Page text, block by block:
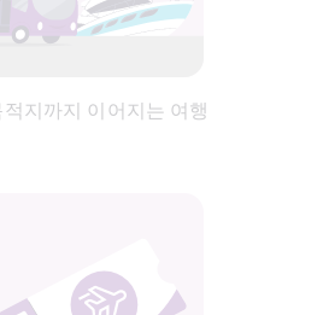
지까지 이어지는 여행